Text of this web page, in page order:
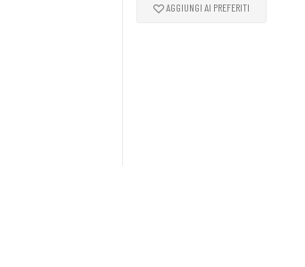
AGGIUNGI AI PREFERITI